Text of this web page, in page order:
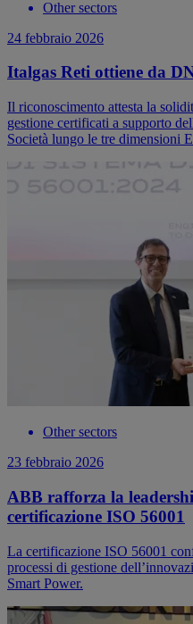
Other sectors
24 febbraio 2026
Italgas Reti ottiene da
Il riconoscimento attesta la
gestione certificati a supporto
Società lungo le tre dimensioni
Other sectors
23 febbraio 2026
ABB rafforza la
certificazione ISO 56001
La certificazione ISO 56001
processi di gestione
Smart Power.